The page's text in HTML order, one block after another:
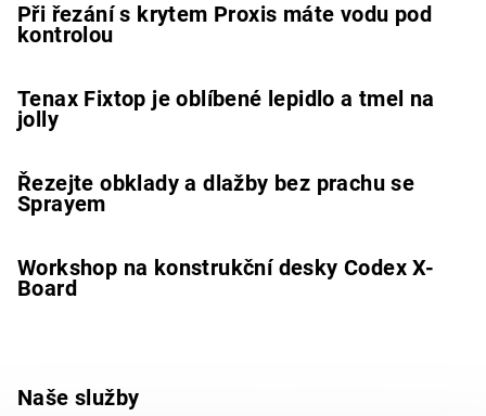
Při řezání s krytem Proxis máte vodu pod
kontrolou
Tenax Fixtop je oblíbené lepidlo a tmel na
jolly
Řezejte obklady a dlažby bez prachu se
Sprayem
Workshop na konstrukční desky Codex X-
Board
Naše služby